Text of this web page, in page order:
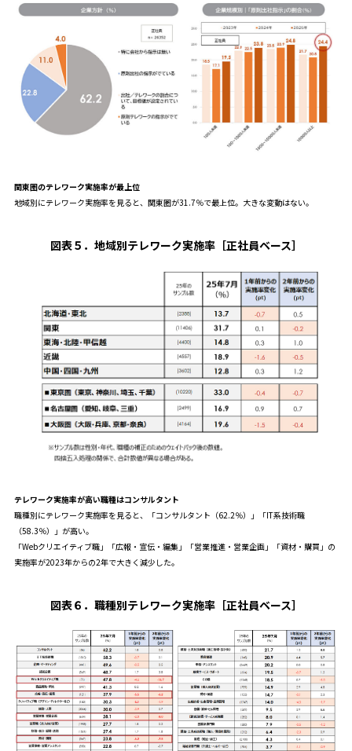
関東圏のテレワーク実施率が最上位
地域別にテレワーク実施率を見ると、関東圏が31.7％で最上位。大きな変動はない。
図表５ ． 地域別テレワーク実施率［正社員ベース］
テレワーク実施率が高い職種はコンサルタント
職種別にテレワーク実施率を見ると、「コンサルタント（62.2％）」「IT系技術職
（58.3％）」が高い。
「Webクリエイティブ職」「広報・宣伝・編集」「営業推進・営業企画」「資材・購買」の
実施率が2023年からの2年で大きく減少した。
図表６ ． 職種別テレワーク実施率［正社員ベース］